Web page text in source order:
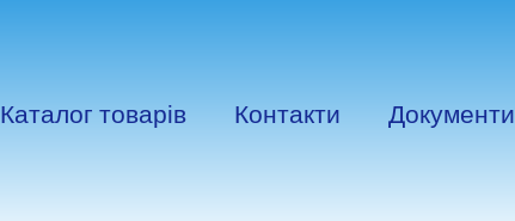
Каталог товарів Контакти Документи